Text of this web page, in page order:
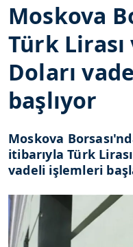
Moskova
Türk
Doları
başlıyor
Moskova
itibarıyla Türk
vadeli işlemleri